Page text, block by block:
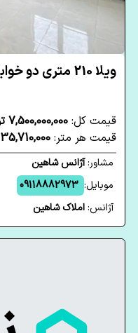
ویلا 210 متری دو خوابه در گلسار رشت
قیمت کل: 7,500,000,000 تومان
قیمت هر متر: 35,710,000 تومان
مشاور:آژانس شاهین
موبایل: 09118882973
آژانس:املاک شاهین